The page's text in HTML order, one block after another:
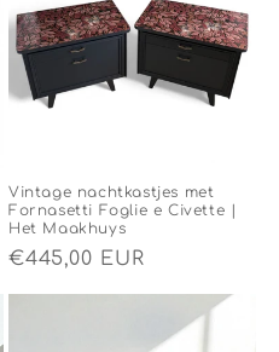
Vintage nachtkastjes met
Fornasetti Foglie e Civette |
Het Maakhuys
Normale
€445,00 EUR